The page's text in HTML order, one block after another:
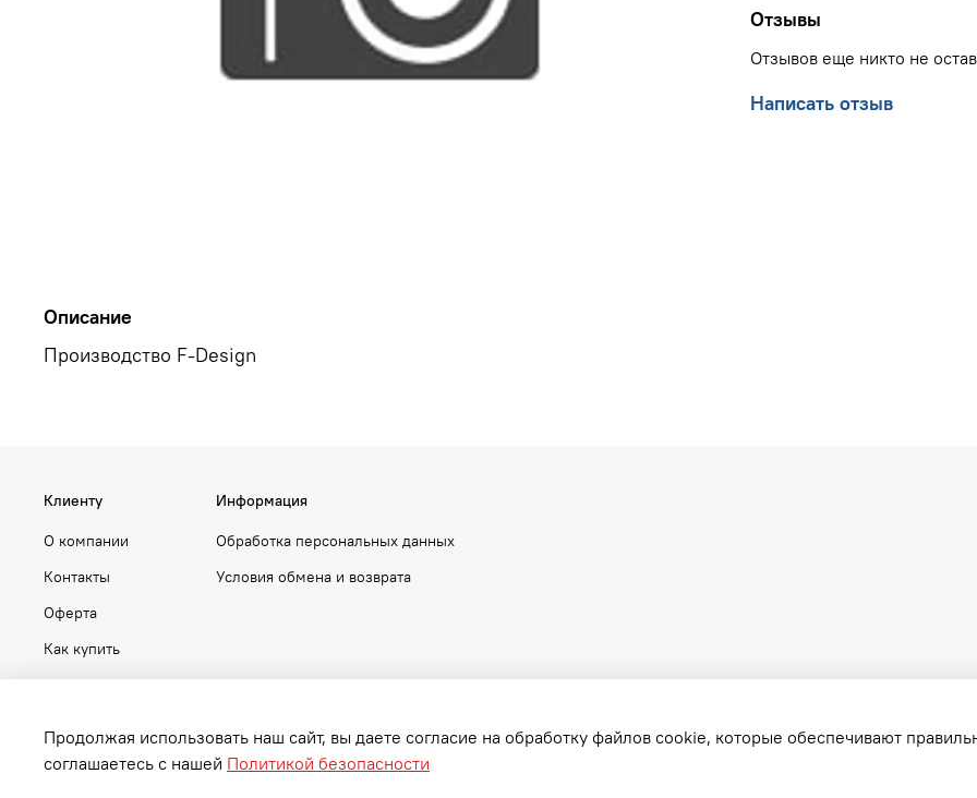
Отзывы
Отзывов еще никто не
Написать отзыв
Описание
Производство F-Design
Клиенту
О компании
Контакты
Оферта
Как купить
Информация
Обработка персональных данных
Условия обмена и возврата
Продолжая использовать наш сайт, вы даете согласие на обработку файлов cookie, которые обеспечивают
соглашаетесь с нашей Политикой безопасности